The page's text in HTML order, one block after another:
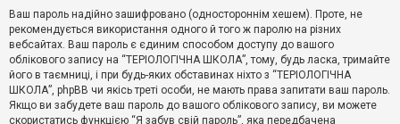
о
м
о
г
Ваш пароль надійно зашифровано (одностороннім хешем). Проте, не
рекомендується використання одного й того ж паролю на різних
вебсайтах. Ваш пароль є єдиним способом доступу до вашого
облікового запису на “ТЕРІОЛОГІЧНА ШКОЛА”, тому, будь ласка, тримайте
його в таємниці, і при будь-яких обставинах ніхто з “ТЕРІОЛОГІЧНА
ШКОЛА”, phpBB чи якісь треті особи, не мають права запитати ваш пароль.
Якщо ви забудете ваш пароль до вашого облікового запису, ви можете
скористатись функцією “Я забув свій пароль”, яка передбачена